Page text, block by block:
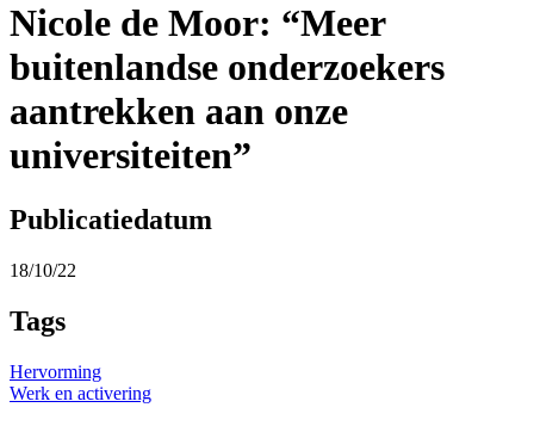
Nicole de Moor: “Meer
buitenlandse onderzoekers
aantrekken aan onze
universiteiten”
Publicatiedatum
18/10/22
Tags
Hervorming
Werk en activering